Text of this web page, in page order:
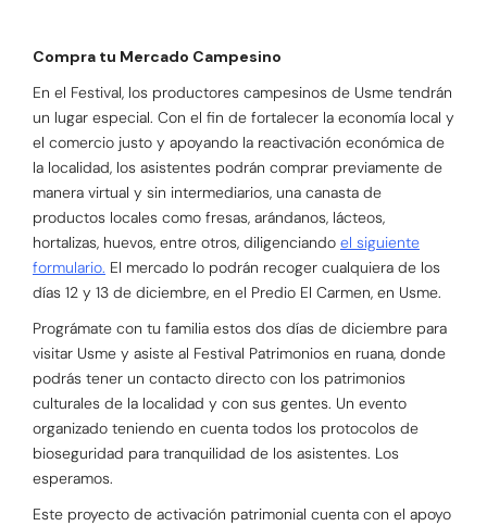
Compra tu Mercado Campesino
En el Festival, los productores campesinos de Usme tendrán
un lugar especial. Con el fin de fortalecer la economía local y
el comercio justo y apoyando la reactivación económica de
la localidad, los asistentes podrán comprar previamente de
manera virtual y sin intermediarios, una canasta de
productos locales como fresas, arándanos, lácteos,
hortalizas, huevos, entre otros, diligenciando el siguiente
formulario. El mercado lo podrán recoger cualquiera de los
días 12 y 13 de diciembre, en el Predio El Carmen, en Usme.
Prográmate con tu familia estos dos días de diciembre para
visitar Usme y asiste al Festival Patrimonios en ruana, donde
podrás tener un contacto directo con los patrimonios
culturales de la localidad y con sus gentes. Un evento
organizado teniendo en cuenta todos los protocolos de
bioseguridad para tranquilidad de los asistentes. Los
esperamos.
Este proyecto de activación patrimonial cuenta con el apoyo